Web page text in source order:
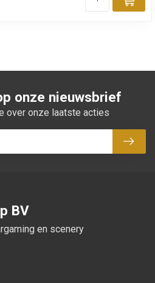
onze nieuwsbrief
over onze laatste acties
BV
en scenery